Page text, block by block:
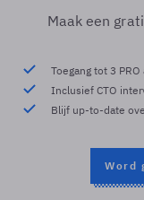
Maak een
Toegang tot 3
Inclusief CTO
Blijf up-to-date
Word